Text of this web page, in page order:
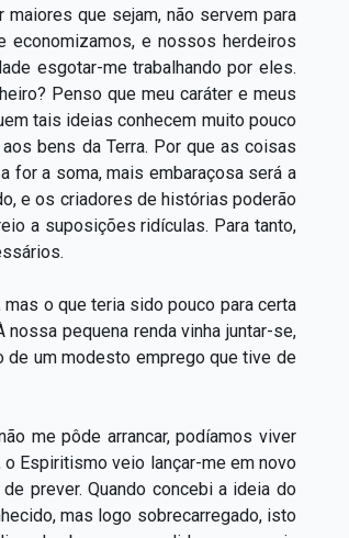
que sejam, não servem para
economizamos, e nossos herdeiros
esgotar-me trabalhando por eles.
Penso que meu caráter e meus
tais ideias conhecem muito pouco
bens da Terra. Por que as coisas
for a soma, mais embaraçosa será a
e os criadores de histórias poderão
a suposições ridículas. Para tanto,
o que teria sido pouco para certa
pequena renda vinha juntar-se,
de um modesto emprego que tive de
me pôde arrancar, podíamos viver
Espiritismo veio lançar-me em novo
prever. Quando concebi a ideia do
mas logo sobrecarregado, isto